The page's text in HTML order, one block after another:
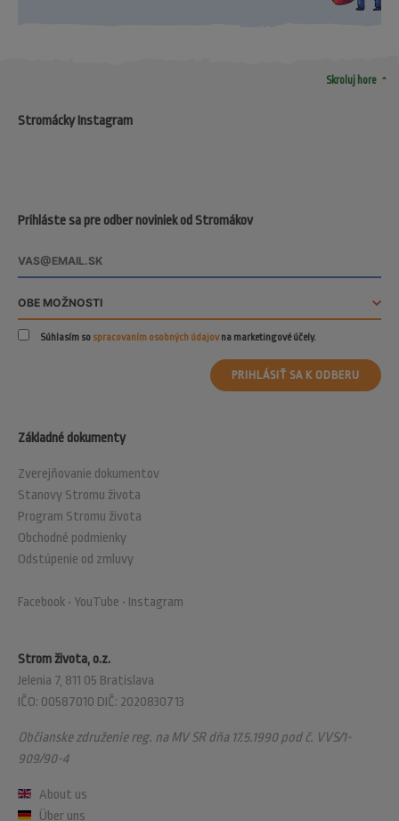
Skroluj hore arrow_drop_up
Strom života, o.z.
Jelenia 7, 811 05 Bratislava
IČO: 00587010 DIČ: 2020830713
Občianske združenie reg. na MV SR dňa 17.5.1990 pod č. VVS/1-
909/90-4
About us
Über uns
Základné dokumenty
Zverejňovanie dokumentov
Stanovy Stromu života
Program Stromu života
Obchodné podmienky
Odstúpenie od zmluvy
Facebook • YouTube • Instagram
Prihláste sa pre odber noviniek od Stromákov
Súhlasím so spracovaním osobných údajovna marketingové účely.
PRIHLÁSIŤ SA K ODBERU
Stromácky Instagram